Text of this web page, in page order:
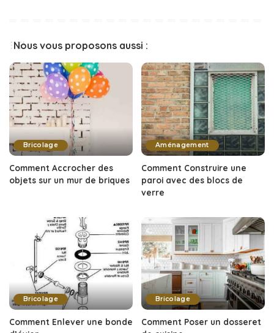
Nous vous proposons aussi :
Bricolage
Comment Accrocher des
objets sur un mur de briques
Aménagement
Comment Construire une
paroi avec des blocs de
verre
Bricolage
Comment Enlever une bonde
Bricolage
Comment Poser un dosseret